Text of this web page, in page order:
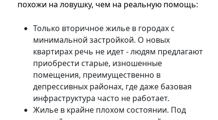
похожи на ловушку, чем на реальную помощь:
Только вторичное жилье в городах с
минимальной застройкой. О новых
квартирах речь не идет - людям предлагают
приобрести старые, изношенные
помещения, преимущественно в
депрессивных районах, где даже базовая
инфраструктура часто не работает.
Жилье в крайне плохом состоянии. Под